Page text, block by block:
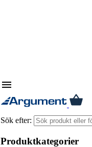
menu
Sök efter:
Produktkategorier